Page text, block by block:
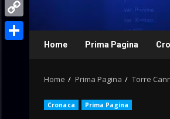
Home Prima Pagina
Home Prima Pagina Torre
Cronaca Prima Pagina
Copy